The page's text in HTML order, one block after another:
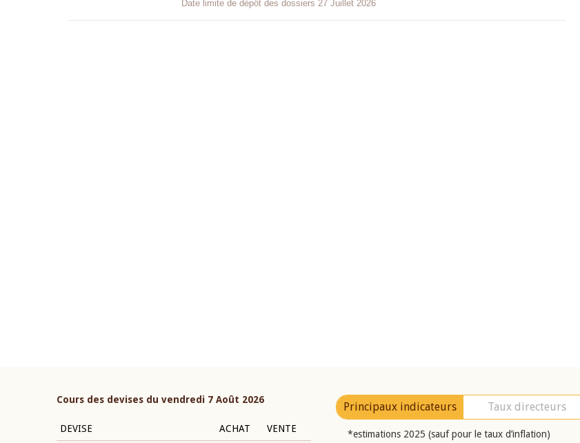
Date limite de dépôt des dossiers 27 Juillet 2026
Cours des devises du vendredi 7 Août 2026
DEVISE ACHAT VENTE
Principaux indicateurs Taux directeurs
*estimations 2025 (sauf pour le taux d’inflation)